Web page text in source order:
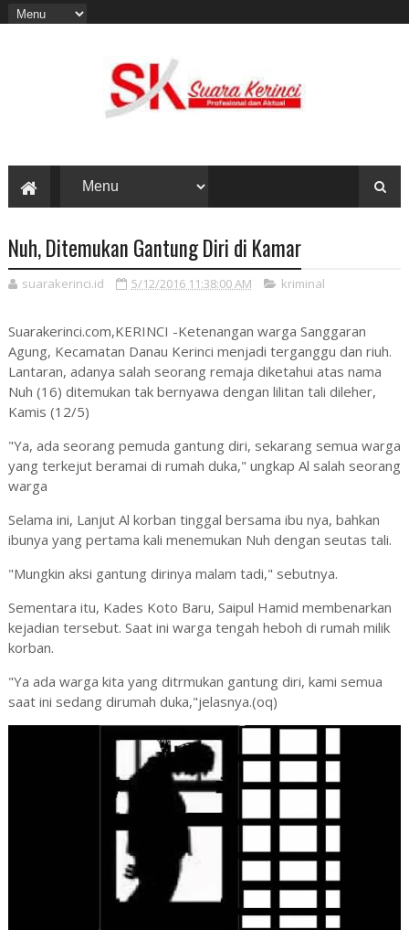
Nuh, Ditemukan Gantung Diri di Kamar
suarakerinci.id 5/12/2016 11:38:00 AM kriminal
Suarakerinci.com,KERINCI -Ketenangan warga Sanggaran
Agung, Kecamatan Danau Kerinci menjadi terganggu dan riuh.
Lantaran, adanya salah seorang remaja diketahui atas nama
Nuh (16) ditemukan tak bernyawa dengan lilitan tali dileher,
Kamis (12/5)
"Ya, ada seorang pemuda gantung diri, sekarang semua warga
yang terkejut beramai di rumah duka," ungkap Al salah seorang
warga
Selama ini, Lanjut Al korban tinggal bersama ibu nya, bahkan
ibunya yang pertama kali menemukan Nuh dengan seutas tali.
"Mungkin aksi gantung dirinya malam tadi," sebutnya.
Sementara itu, Kades Koto Baru, Saipul Hamid membenarkan
kejadian tersebut. Saat ini warga tengah heboh di rumah milik
korban.
"Ya ada warga kita yang ditrmukan gantung diri, kami semua
saat ini sedang dirumah duka,"jelasnya.(oq)